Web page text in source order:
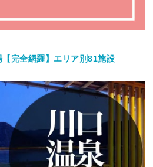
完全網羅】エリア別81施設